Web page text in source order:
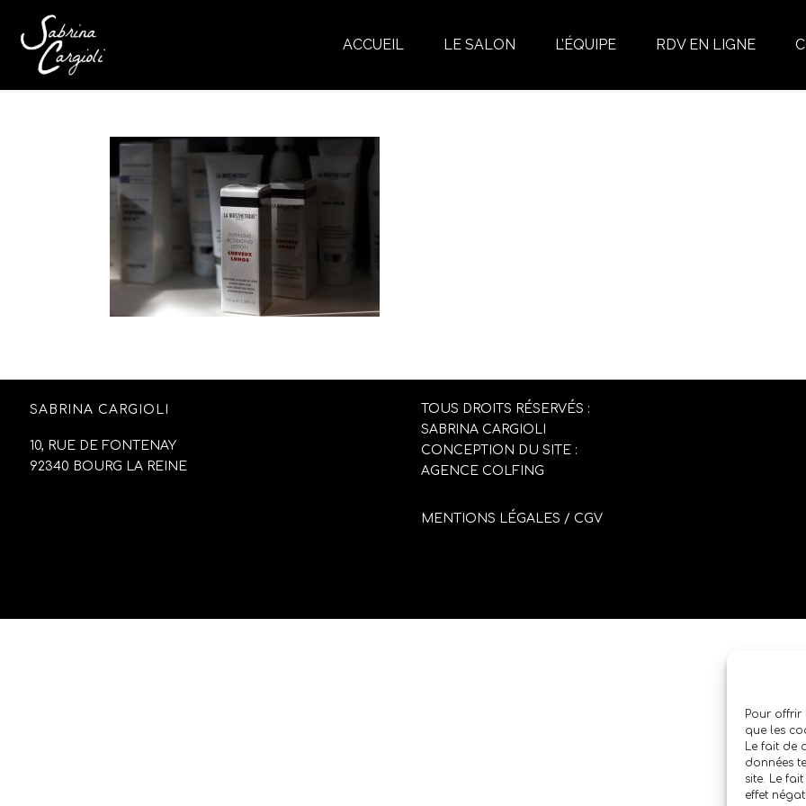
Pour offrir
que les
Le fait de
données
site. Le
effet
ACCUEIL LE SALON L’ÉQUIPE RDV EN LIGNE
SABRINA CARGIOLI
10, RUE DE FONTENAY
92340 BOURG LA REINE
TOUS DROITS RÉSERVÉS :
SABRINA CARGIOLI
CONCEPTION DU SITE :
AGENCE COLFING
MENTIONS LÉGALES / CGV